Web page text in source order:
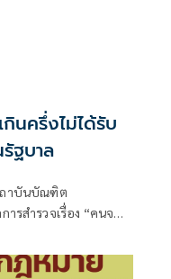
นครึ่งไม่ได้รับ
ฐบาล
ถาบันบัณฑิต
รสำรวจเรื่อง “คนจนมี